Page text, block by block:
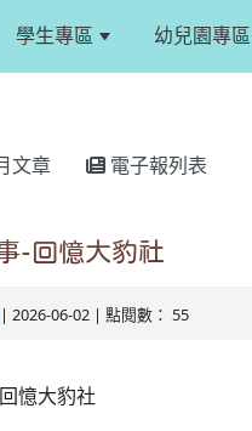
學生專區 幼兒園專區
文章 電子報列表
-回憶大豹社
| 2026-06-02 | 點閱數： 55
憶大豹社